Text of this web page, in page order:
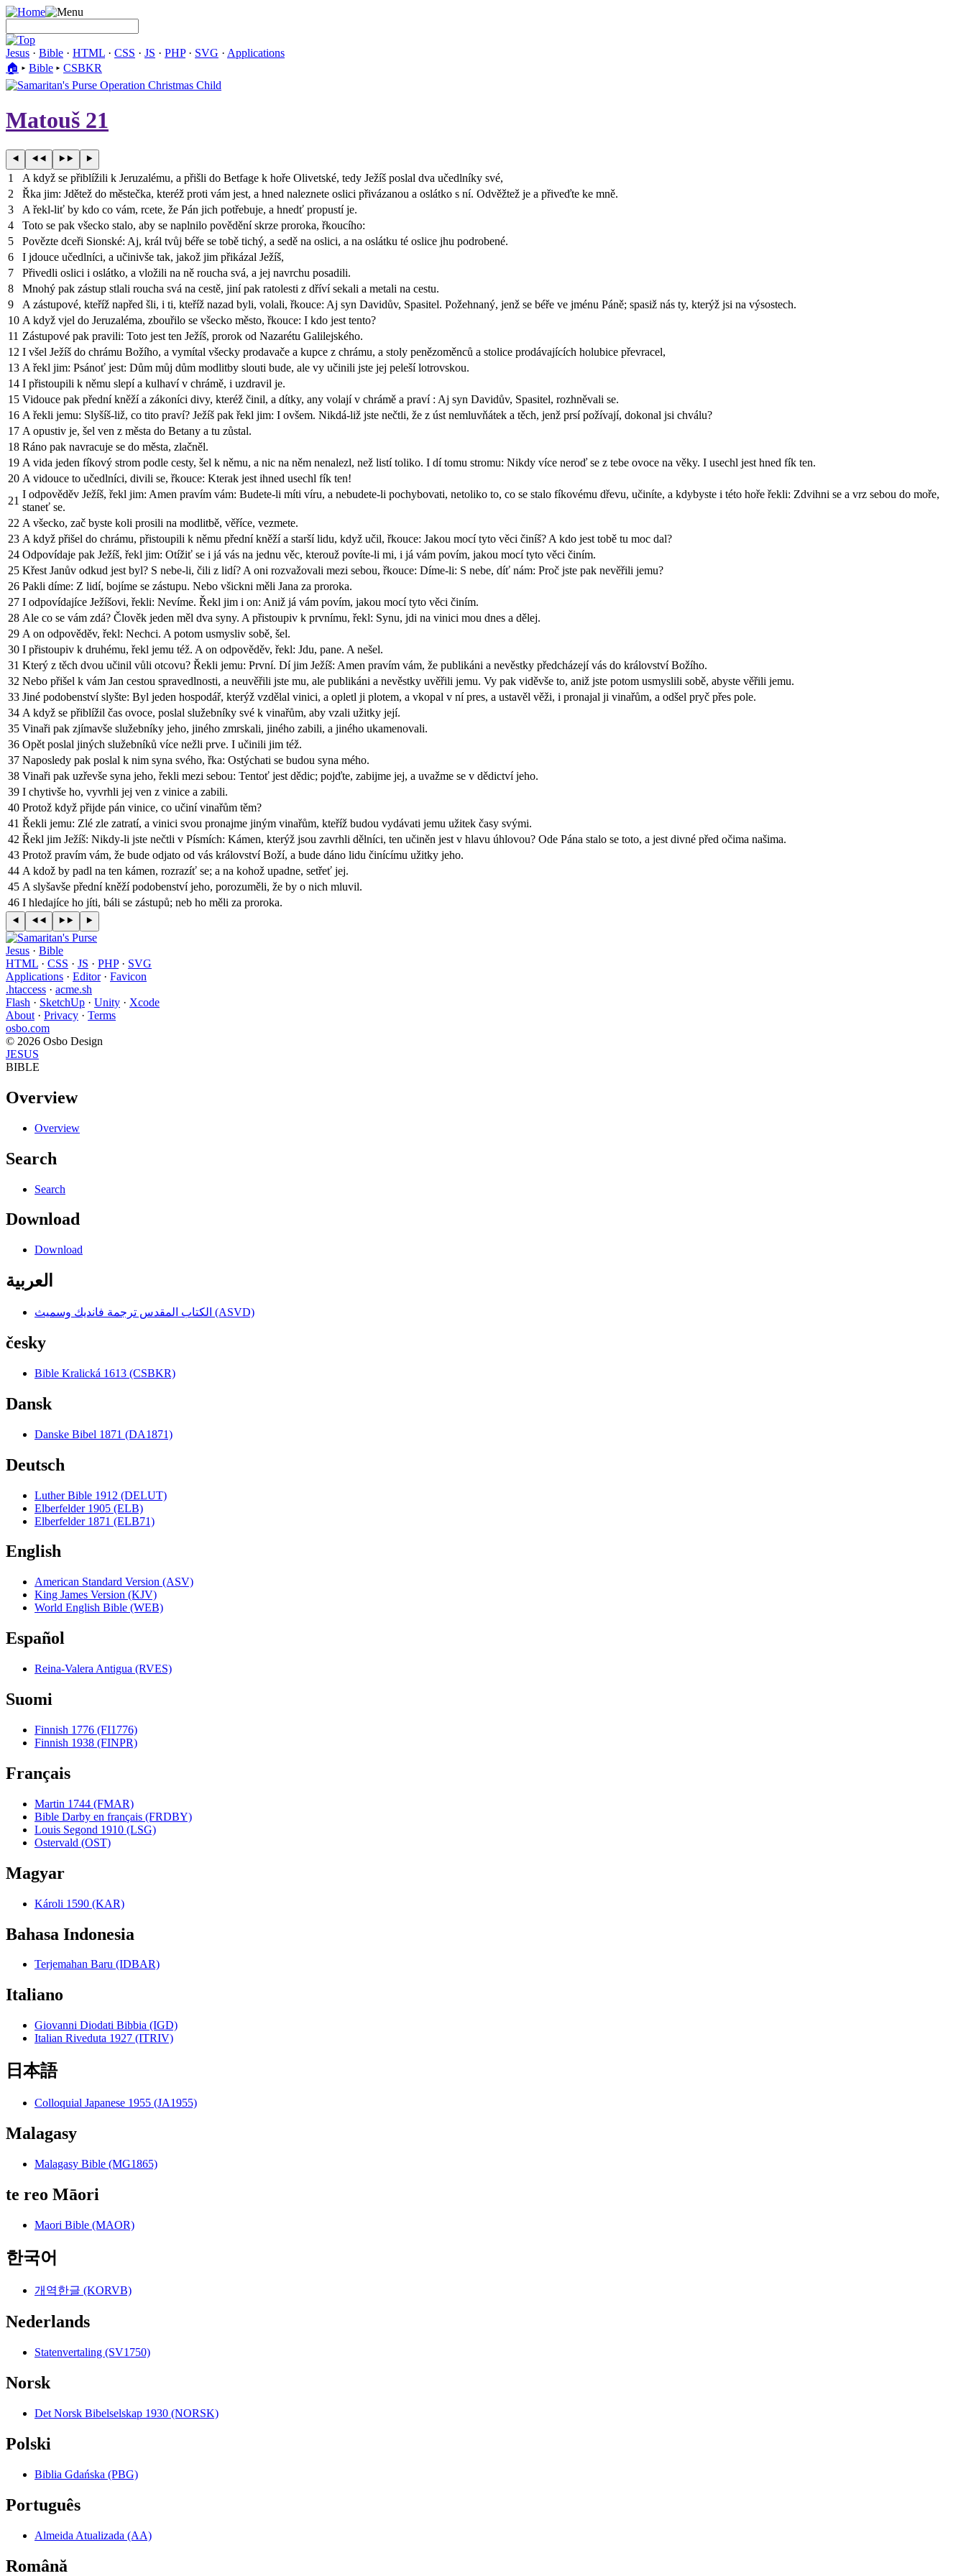
Jesus · Bible · HTML · CSS · JS · PHP· SVG · Applications
🏠︎ ▸ Bible ▸ CSBKR
Matouš 21
1
A když se přiblížili k Jeruzalému, a přišli do Betfage k hoře Olivetské, tedy Ježíš poslal dva učedlníky své,
2
Řka jim: Jdětež do městečka, kteréž proti vám jest, a hned naleznete oslici přivázanou a oslátko s ní. Odvěžtež je a přiveďte ke mně.
3
A řekl-liť by kdo co vám, rcete, že Pán jich potřebuje, a hnedť propustí je.
4
Toto se pak všecko stalo, aby se naplnilo povědění skrze proroka, řkoucího:
5
Povězte dceři Sionské: Aj, král tvůj béře se tobě tichý, a sedě na oslici, a na oslátku té oslice jhu podrobené.
6
I jdouce učedlníci, a učinivše tak, jakož jim přikázal Ježíš,
7
Přivedli oslici i oslátko, a vložili na ně roucha svá, a jej navrchu posadili.
8
Mnohý pak zástup stlali roucha svá na cestě, jiní pak ratolesti z dříví sekali a metali na cestu.
9
A zástupové, kteříž napřed šli, i ti, kteříž nazad byli, volali, řkouce: Aj syn Davidův, Spasitel. Požehnaný, jenž se béře ve jménu Páně; spasiž nás ty, kterýž jsi na výsostech.
10 A když vjel do Jeruzaléma, zbouřilo se všecko město, řkouce: I kdo jest tento?
11 Zástupové pak pravili: Toto jest ten Ježíš, prorok od Nazarétu Galilejského.
12 I všel Ježíš do chrámu Božího, a vymítal všecky prodavače a kupce z chrámu, a stoly penězoměnců a stolice prodávajících holubice převracel,
13 A řekl jim: Psánoť jest: Dům můj dům modlitby slouti bude, ale vy učinili jste jej peleší lotrovskou.
14 I přistoupili k němu slepí a kulhaví v chrámě, i uzdravil je.
15 Vidouce pak přední kněží a zákoníci divy, kteréž činil, a dítky, any volají v chrámě a praví : Aj syn Davidův, Spasitel, rozhněvali se.
16 A řekli jemu: Slyšíš-liž, co tito praví? Ježíš pak řekl jim: I ovšem. Nikdá-liž jste nečtli, že z úst nemluvňátek a těch, jenž prsí požívají, dokonal jsi chválu?
17 A opustiv je, šel ven z města do Betany a tu zůstal.
18 Ráno pak navracuje se do města, zlačněl.
19 A vida jeden fíkový strom podle cesty, šel k němu, a nic na něm nenalezl, než listí toliko. I dí tomu stromu: Nikdy více neroď se z tebe ovoce na věky. I usechl jest hned fík ten.
20 A vidouce to učedlníci, divili se, řkouce: Kterak jest ihned usechl fík ten!
21
I odpověděv Ježíš, řekl jim: Amen pravím vám: Budete-li míti víru, a nebudete-li pochybovati, netoliko to, co se stalo fíkovému dřevu, učiníte, a kdybyste i této hoře řekli: Zdvihni se a vrz sebou do moře,
staneť se.
22 A všecko, zač byste koli prosili na modlitbě, věříce, vezmete.
23 A když přišel do chrámu, přistoupili k němu přední kněží a starší lidu, když učil, řkouce: Jakou mocí tyto věci činíš? A kdo jest tobě tu moc dal?
24 Odpovídaje pak Ježíš, řekl jim: Otížiť se i já vás na jednu věc, kterouž povíte-li mi, i já vám povím, jakou mocí tyto věci činím.
25 Křest Janův odkud jest byl? S nebe-li, čili z lidí? A oni rozvažovali mezi sebou, řkouce: Díme-li: S nebe, díť nám: Proč jste pak nevěřili jemu?
26 Pakli díme: Z lidí, bojíme se zástupu. Nebo všickni měli Jana za proroka.
27 I odpovídajíce Ježíšovi, řekli: Nevíme. Řekl jim i on: Aniž já vám povím, jakou mocí tyto věci činím.
28 Ale co se vám zdá? Člověk jeden měl dva syny. A přistoupiv k prvnímu, řekl: Synu, jdi na vinici mou dnes a dělej.
29 A on odpověděv, řekl: Nechci. A potom usmysliv sobě, šel.
30 I přistoupiv k druhému, řekl jemu též. A on odpověděv, řekl: Jdu, pane. A nešel.
31 Který z těch dvou učinil vůli otcovu? Řekli jemu: První. Dí jim Ježíš: Amen pravím vám, že publikáni a nevěstky předcházejí vás do království Božího.
32 Nebo přišel k vám Jan cestou spravedlnosti, a neuvěřili jste mu, ale publikáni a nevěstky uvěřili jemu. Vy pak viděvše to, aniž jste potom usmyslili sobě, abyste věřili jemu.
33 Jiné podobenství slyšte: Byl jeden hospodář, kterýž vzdělal vinici, a opletl ji plotem, a vkopal v ní pres, a ustavěl věži, i pronajal ji vinařům, a odšel pryč přes pole.
34 A když se přiblížil čas ovoce, poslal služebníky své k vinařům, aby vzali užitky její.
35 Vinaři pak zjímavše služebníky jeho, jiného zmrskali, jiného zabili, a jiného ukamenovali.
36 Opět poslal jiných služebníků více nežli prve. I učinili jim též.
37 Naposledy pak poslal k nim syna svého, řka: Ostýchati se budou syna mého.
38 Vinaři pak uzřevše syna jeho, řekli mezi sebou: Tentoť jest dědic; pojďte, zabijme jej, a uvažme se v dědictví jeho.
39 I chytivše ho, vyvrhli jej ven z vinice a zabili.
40 Protož když přijde pán vinice, co učiní vinařům těm?
41 Řekli jemu: Zlé zle zatratí, a vinici svou pronajme jiným vinařům, kteříž budou vydávati jemu užitek časy svými.
42 Řekl jim Ježíš: Nikdy-li jste nečtli v Písmích: Kámen, kterýž jsou zavrhli dělníci, ten učiněn jest v hlavu úhlovou? Ode Pána stalo se toto, a jest divné před očima našima.
43 Protož pravím vám, že bude odjato od vás království Boží, a bude dáno lidu činícímu užitky jeho.
44 A kdož by padl na ten kámen, rozrazíť se; a na kohož upadne, setřeť jej.
45 A slyšavše přední kněží podobenství jeho, porozuměli, že by o nich mluvil.
46 I hledajíce ho jíti, báli se zástupů; neb ho měli za proroka.
Jesus · Bible
HTML · CSS · JS · PHP· SVG
Applications · Editor· Favicon
.htaccess · acme.sh
Flash · SketchUp · Unity · Xcode
About · Privacy · Terms
osbo.com
© 2026 Osbo Design
JESUS
BIBLE
Overview
Overview
Search
Search
Download
Download
العربية
الكتاب المقدس ترجمة فانديك وسميث (ASVD)
česky
Bible Kralická 1613 (CSBKR)
Dansk
Danske Bibel 1871 (DA1871)
Deutsch
Luther Bible 1912 (DELUT)
Elberfelder 1905 (ELB)
Elberfelder 1871 (ELB71)
English
American Standard Version (ASV)
King James Version (KJV)
World English Bible (WEB)
Español
Reina-Valera Antigua (RVES)
Suomi
Finnish 1776 (FI1776)
Finnish 1938 (FINPR)
Français
Martin 1744 (FMAR)
Bible Darby en français (FRDBY)
Louis Segond 1910 (LSG)
Ostervald (OST)
Magyar
Károli 1590 (KAR)
Bahasa Indonesia
Terjemahan Baru (IDBAR)
Italiano
Giovanni Diodati Bibbia (IGD)
Italian Riveduta 1927 (ITRIV)
日本語
Colloquial Japanese 1955 (JA1955)
Malagasy
Malagasy Bible (MG1865)
te reo Māori
Maori Bible (MAOR)
한국어
개역한글 (KORVB)
Nederlands
Statenvertaling (SV1750)
Norsk
Det Norsk Bibelselskap 1930 (NORSK)
Polski
Biblia Gdańska (PBG)
Português
Almeida Atualizada (AA)
Română